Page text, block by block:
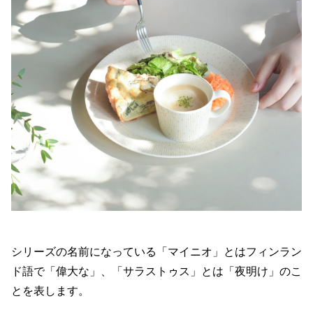
シリーズの名前になっている「マイニオ」とはフィンラン
ド語で「偉大な」、「サラストゥス」とは「夜明け」のこ
とを表します。